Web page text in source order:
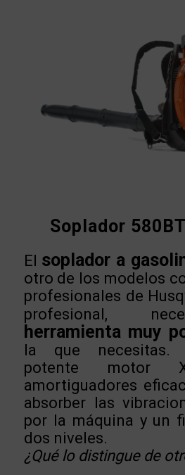
Soplador
El soplador a
otro de los modelos
profesionales de
profesional,
herramienta muy
la que necesitas.
potente motor
amortiguadores
absorber las
por la máquina y un
dos niveles.
¿Qué lo distingue de